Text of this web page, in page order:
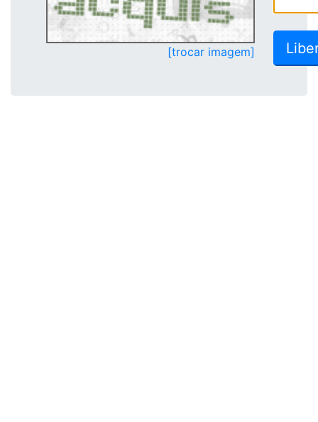
[trocar imagem]